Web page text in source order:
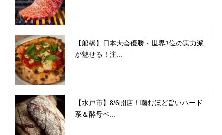
【船橋】日本大会優勝・世界3位の実力派
が魅せる！注...
【水戸市】8/6開店！噛むほど旨いハード
系＆酵母ベ...